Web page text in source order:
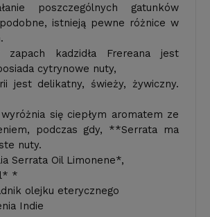
poszczególnych gatunków
istnieją pewne różnice w
zapach kadzidła Frereana jest
cytrynowe nuty,
jest delikatny, świeży, żywiczny.
się ciepłym aromatem ze
podczas gdy, **Serrata ma
nuty.
Serrata Oil Limonene*,
*
olejku eterycznego
Indie